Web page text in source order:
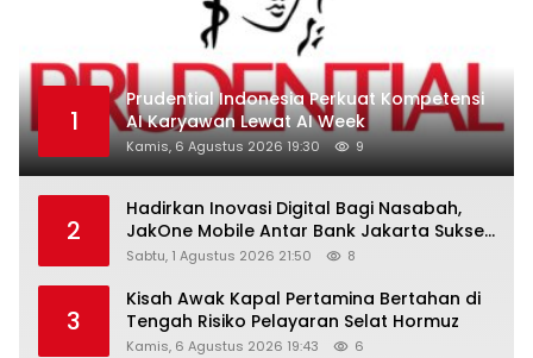
1
Prudential Indonesia Perkuat Kompetensi
AI Karyawan Lewat AI Week
Kamis, 6 Agustus 2026 19:30 9
2
Hadirkan Inovasi Digital Bagi Nasabah,
JakOne Mobile Antar Bank Jakarta Sukses
Raih Digital Excellence Awards 2026
Sabtu, 1 Agustus 2026 21:50 8
3
Kisah Awak Kapal Pertamina Bertahan di
Tengah Risiko Pelayaran Selat Hormuz
Kamis, 6 Agustus 2026 19:43 6